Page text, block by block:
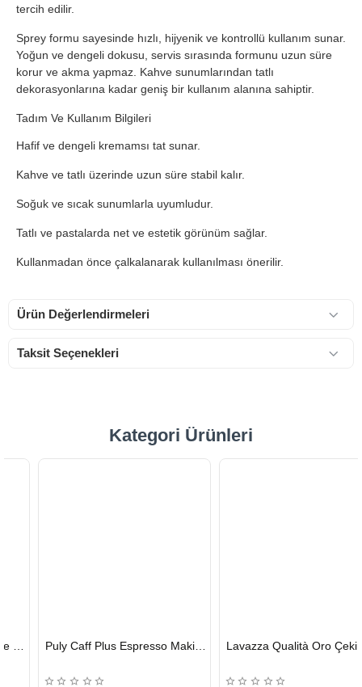
tercih edilir.
Sprey formu sayesinde hızlı, hijyenik ve kontrollü kullanım sunar.
Yoğun ve dengeli dokusu, servis sırasında formunu uzun süre
korur ve akma yapmaz. Kahve sunumlarından tatlı
dekorasyonlarına kadar geniş bir kullanım alanına sahiptir.
Tadım Ve Kullanım Bilgileri
Hafif ve dengeli kremamsı tat sunar.
Kahve ve tatlı üzerinde uzun süre stabil kalır.
Soğuk ve sıcak sunumlarla uyumludur.
Tatlı ve pastalarda net ve estetik görünüm sağlar.
Kullanmadan önce çalkalanarak kullanılması önerilir.
Ürün Değerlendirmeleri
Taksit Seçenekleri
Kategori Ürünleri
GÖNDERİ
Puly Caff Plus Espresso Makinesi Temizleyici Tablet 100 x 1.35 G
GÖNDERİ
Lavazza Qualità Oro Çekirdek Kahve 1 KG x 2